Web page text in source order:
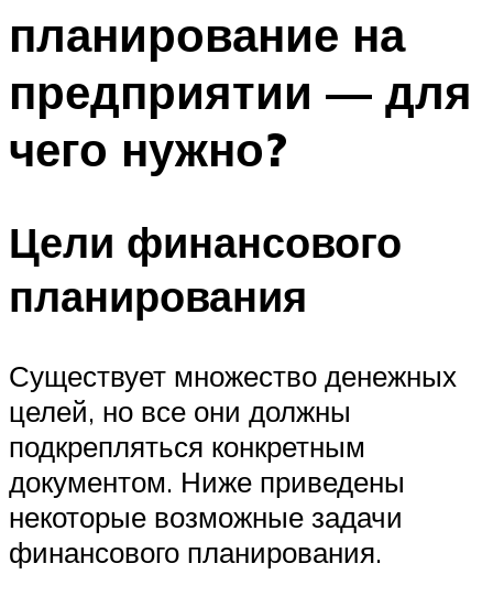
планирование на
предприятии — для
чего нужно?
Цели финансового
планирования
Существует множество денежных
целей, но все они должны
подкрепляться конкретным
документом. Ниже приведены
некоторые возможные задачи
финансового планирования.